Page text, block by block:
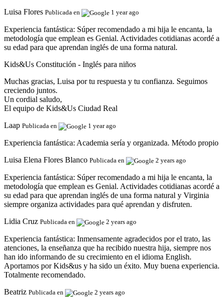
Luisa Flores Publicada en 1 year ago
Experiencia fantástica: Súper recomendado a mi hija le encanta, la
metodología que emplean es Genial. Actividades cotidianas acordé a
su edad para que aprendan inglés de una forma natural.
Kids&Us Constitución - Inglés para niños
Muchas gracias, Luisa por tu respuesta y tu confianza. Seguimos
creciendo juntos.
Un cordial saludo,
El equipo de Kids&Us Ciudad Real
Laap Publicada en 1 year ago
Experiencia fantástica: Academia sería y organizada. Método propio
Luisa Elena Flores Blanco Publicada en 2 years ago
Experiencia fantástica: Súper recomendado a mi hija le encanta, la
metodología que emplean es Genial. Actividades cotidianas acordé a
su edad para que aprendan inglés de una forma natural y Virginia
siempre organiza actividades para qué aprendan y disfruten.
Lidia Cruz Publicada en 2 years ago
Experiencia fantástica: Inmensamente agradecidos por el trato, las
atenciones, la enseñanza que ha recibido nuestra hija, siempre nos
han ido informando de su crecimiento en el idioma English.
Aportamos por Kids&us y ha sido un éxito. Muy buena experiencia.
Totalmente recomendado.
Beatriz Publicada en 2 years ago